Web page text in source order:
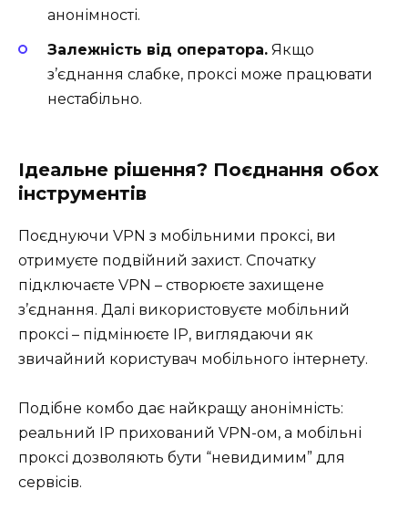
анонімності.
Залежність від оператора. Якщо
з’єднання слабке, проксі може працювати
нестабільно.
Ідеальне рішення? Поєднання обох
інструментів
Поєднуючи VPN з мобільними проксі, ви
отримуєте подвійний захист. Спочатку
підключаєте VPN – створюєте захищене
з’єднання. Далі використовуєте мобільний
проксі – підмінюєте IP, виглядаючи як
звичайний користувач мобільного інтернету.
Подібне комбо дає найкращу анонімність:
реальний IP прихований VPN-ом, а мобільні
проксі дозволяють бути “невидимим” для
сервісів.